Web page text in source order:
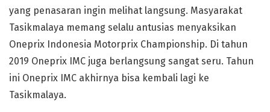
yang penasaran ingin melihat langsung. Masyarakat
Tasikmalaya memang selalu antusias menyaksikan
Oneprix Indonesia Motorprix Championship. Di tahun
2019 Oneprix IMC juga berlangsung sangat seru. Tahun
ini Oneprix IMC akhirnya bisa kembali lagi ke
Tasikmalaya.